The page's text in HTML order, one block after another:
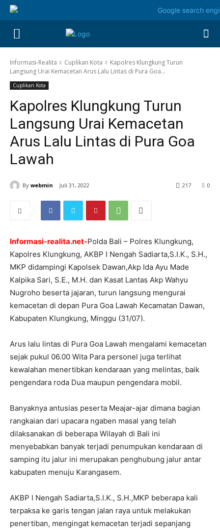
Informasi-Realita Cuplikan Kota
Kapolres Klungkung Turun
Langsung Urai Kemacetan Arus Lalu Lintas di Pura Goa...
Cuplikan Kota
Kapolres Klungkung Turun
Langsung Urai Kemacetan
Arus Lalu Lintas di Pura Goa
Lawah
By webmin Juli 31, 2022 0
217
Informasi-realita.net-Polda Bali – Polres Klungkung,
Kapolres Klungkung, AKBP I Nengah Sadiarta,S.I.K., S.H.,
MKP didampingi Kapolsek Dawan,Akp Ida Ayu Made
Kalpika Sari, S.E., M.H. dan Kasat Lantas Akp Wahyu
Nugroho beserta jajaran, turun langsung mengurai
kemacetan di depan Pura Goa Lawah Kecamatan Dawan,
Kabupaten Klungkung, Minggu (31/07).
Arus lalu lintas di Pura Goa Lawah mengalami kemacetan
sejak pukul 06.00 Wita Para personel juga terlihat
kewalahan menertibkan kendaraan yang melintas, baik
pengendara roda Dua maupun pengendara mobil.
Banyaknya antusias peserta Meajar-ajar dimana bagian
rangkaian dari upacara ngaben masal yang telah
dilaksanakan di beberapa Wilayah di Bali ini
menyebabkan banyak terjadi penumpukan kendaraan di
samping itu jalur ini merupakan penghubung jalur antar
kabupaten menuju Karangasem.
AKBP I Nengah Sadiarta,S.I.K., S.H.,MKP beberapa kali
terpaksa ke garis tengan jalan raya untuk melakukan
penertiban, mengingat kemacetan terjadi sepanjang